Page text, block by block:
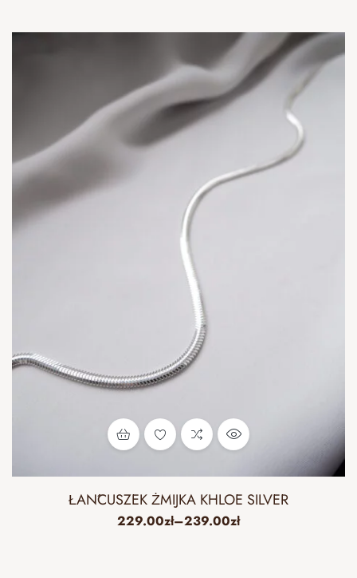
ŁAŃCUSZEK ŻMIJKA KHLOE SILVER
229.00zł–239.00zł